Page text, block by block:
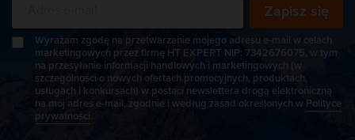
Zapisz się
Wyrażam zgodę na przetwarzanie mojego adresu e-mail w celach
marketingowych przez firmę HT EXPERT NIP: 7342676075, w tym
na przesyłanie informacji handlowych i marketingowych (w
szczególności o nowych ofertach promocyjnych, produktach,
usługach i konkursach) w postaci newslettera drogą elektroniczną
na mój adres e-mail, zgodnie i według zasad określonych w Polityce
prywatności.